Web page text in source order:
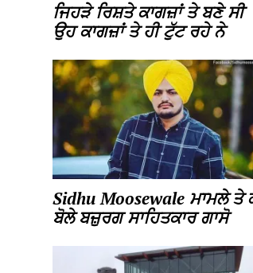
ਜਿਹੜੇ ਰਿਸ਼ਤੇ ਕਾਗਜ਼ਾਂ ਤੇ ਬਣੇ ਸੀ
ਉਹ ਕਾਗਜ਼ਾਂ ਤੇ ਹੀ ਟੁੱਟ ਰਹੇ ਨੇ
Sidhu Moosewale ਮਾਮਲੇ ਤੇ
ਬੋਲੇ ਬਜ਼ੁਰਗ ਸਾਹਿਤਕਾਰ ਗਾਸੋ